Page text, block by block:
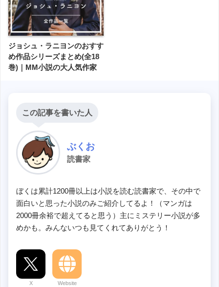
ジョシュ・ラニヨンのおすす
め作品シリーズまとめ(全18
巻)｜MM小説の大人気作家
この記事を書いた人
ぶくお
読書家
ぼくは累計1200冊以上は小説を読む読書家で、その中で
面白いと思った小説のみご紹介してるよ！（マンガは
2000冊余裕で超えてると思う）主にミステリー小説が多
めかも。みんないつも見てくれてありがとう！
X Website